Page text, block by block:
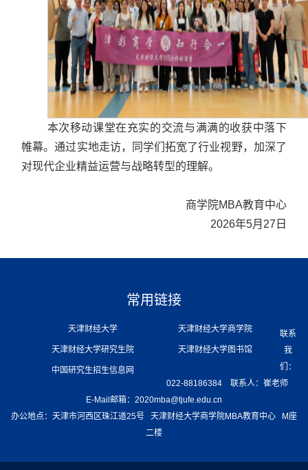
本次移动课堂在充实的交流与满满的收获中落下
帷幕。通过实地走访，同学们拓宽了行业视野，加深了
对现代企业精益运营与战略转型的理解。
商学院MBA教育中心
2026年5月27日
常用链接
天津财经大学 天津财经大学商学院
天津财经大学研究生院 天津财经大学图书馆
中国研究生招生信息网
联系
我
们：
022-88186384 联系人：崔老师
E-Mail邮箱：2020mba@tjufe.edu.cn
办公地点：天津市河西区珠江道25号 天津财经大学商学院MBA教育中心 M座
二楼